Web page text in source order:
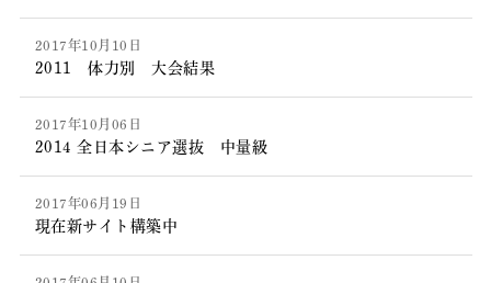
2017年10月10日
2011 体力別 大会結果
2017年10月06日
2014 全日本シニア選抜 中量級
2017年06月19日
現在新サイト構築中